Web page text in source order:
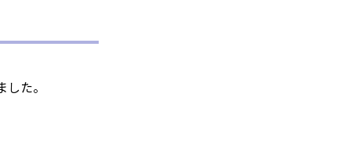
た。
ます。ただし、一